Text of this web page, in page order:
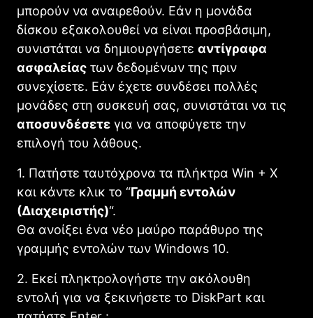
μπορούν να αναιρεθούν. Εάν η μονάδα
δίσκου εξακολουθεί να είναι προσβάσιμη,
συνιστάται να δημιουργήσετε αντίγραφα
ασφαλείας των δεδομένων της πριν
συνεχίσετε. Εάν έχετε συνδέσει πολλές
μονάδες στη συσκευή σας, συνιστάται να τις
αποσυνδέσετε για να αποφύγετε την
επιλογή του λάθους.
1. Πατήστε ταυτόχρονα τα πλήκτρα Win + X
και κάντε κλικ το “Γραμμή εντολών
(Διαχειριστής)“.
Θα ανοίξει ένα νέο μαύρο παράθυρο της
γραμμής εντολών των Windows 10.
2. Εκεί πληκτρολογήστε την ακόλουθη
εντολή για να ξεκινήσετε το DiskPart και